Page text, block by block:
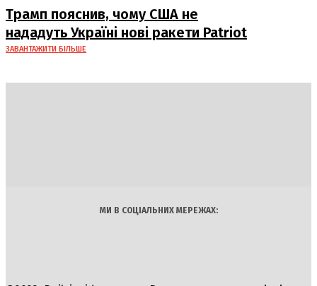
Трамп пояснив, чому США не
нададуть Україні нові ракети Patriot
ЗАВАНТАЖИТИ БІЛЬШЕ
МИ В СОЦІАЛЬНИХ МЕРЕЖАХ: